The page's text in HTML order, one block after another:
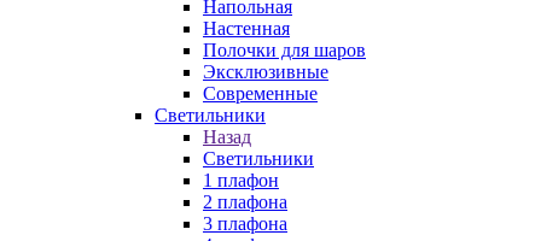
Напольная
Настенная
Полочки для шаров
Эксклюзивные
Современные
Светильники
Назад
Светильники
1 плафон
2 плафона
3 плафона